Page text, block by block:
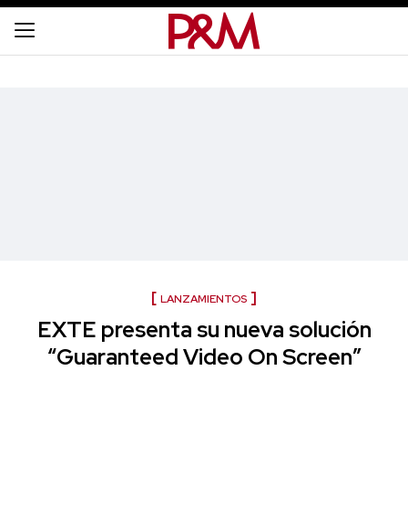
LANZAMIENTOS
EXTE presenta su nueva solución
“Guaranteed Video On Screen”